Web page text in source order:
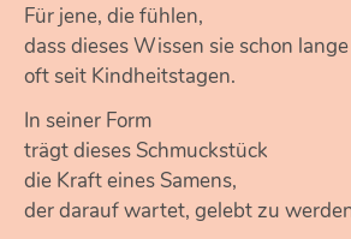
Für jene, die fühlen,
dass dieses Wissen sie schon
oft seit Kindheitstagen.
In seiner Form
trägt dieses Schmuckstück
die Kraft eines Samens,
der darauf wartet, gelebt zu